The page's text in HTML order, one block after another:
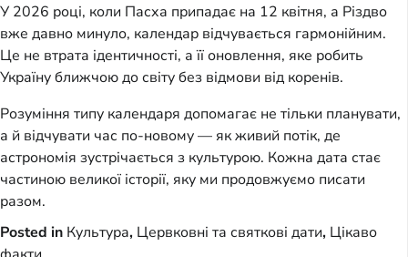
У 2026 році, коли Пасха припадає на 12 квітня, а Різдво
вже давно минуло, календар відчувається гармонійним.
Це не втрата ідентичності, а її оновлення, яке робить
Україну ближчою до світу без відмови від коренів.
Розуміння типу календаря допомагає не тільки планувати,
а й відчувати час по-новому — як живий потік, де
астрономія зустрічається з культурою. Кожна дата стає
частиною великої історії, яку ми продовжуємо писати
разом.
Posted in Культура, Цервковні та святкові дати, Цікаво